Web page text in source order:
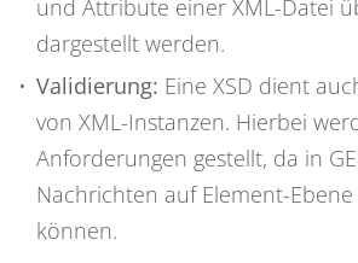
und Attribute einer XML-Datei
dargestellt werden.
Validierung: Eine XSD dient
von XML-Instanzen. Hierbei
Anforderungen gestellt, da in
Nachrichten auf Element-
können.